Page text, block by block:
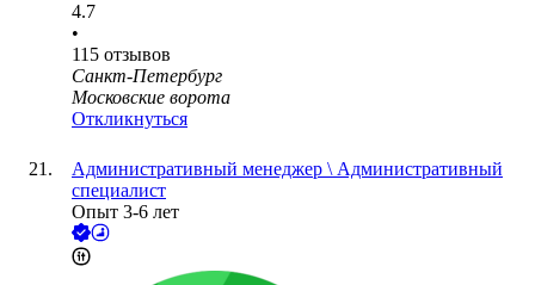
4.7
•
115 отзывов
Санкт-Петербург
Московские ворота
Откликнуться
Административный менеджер \ Административный
специалист
Опыт 3-6 лет